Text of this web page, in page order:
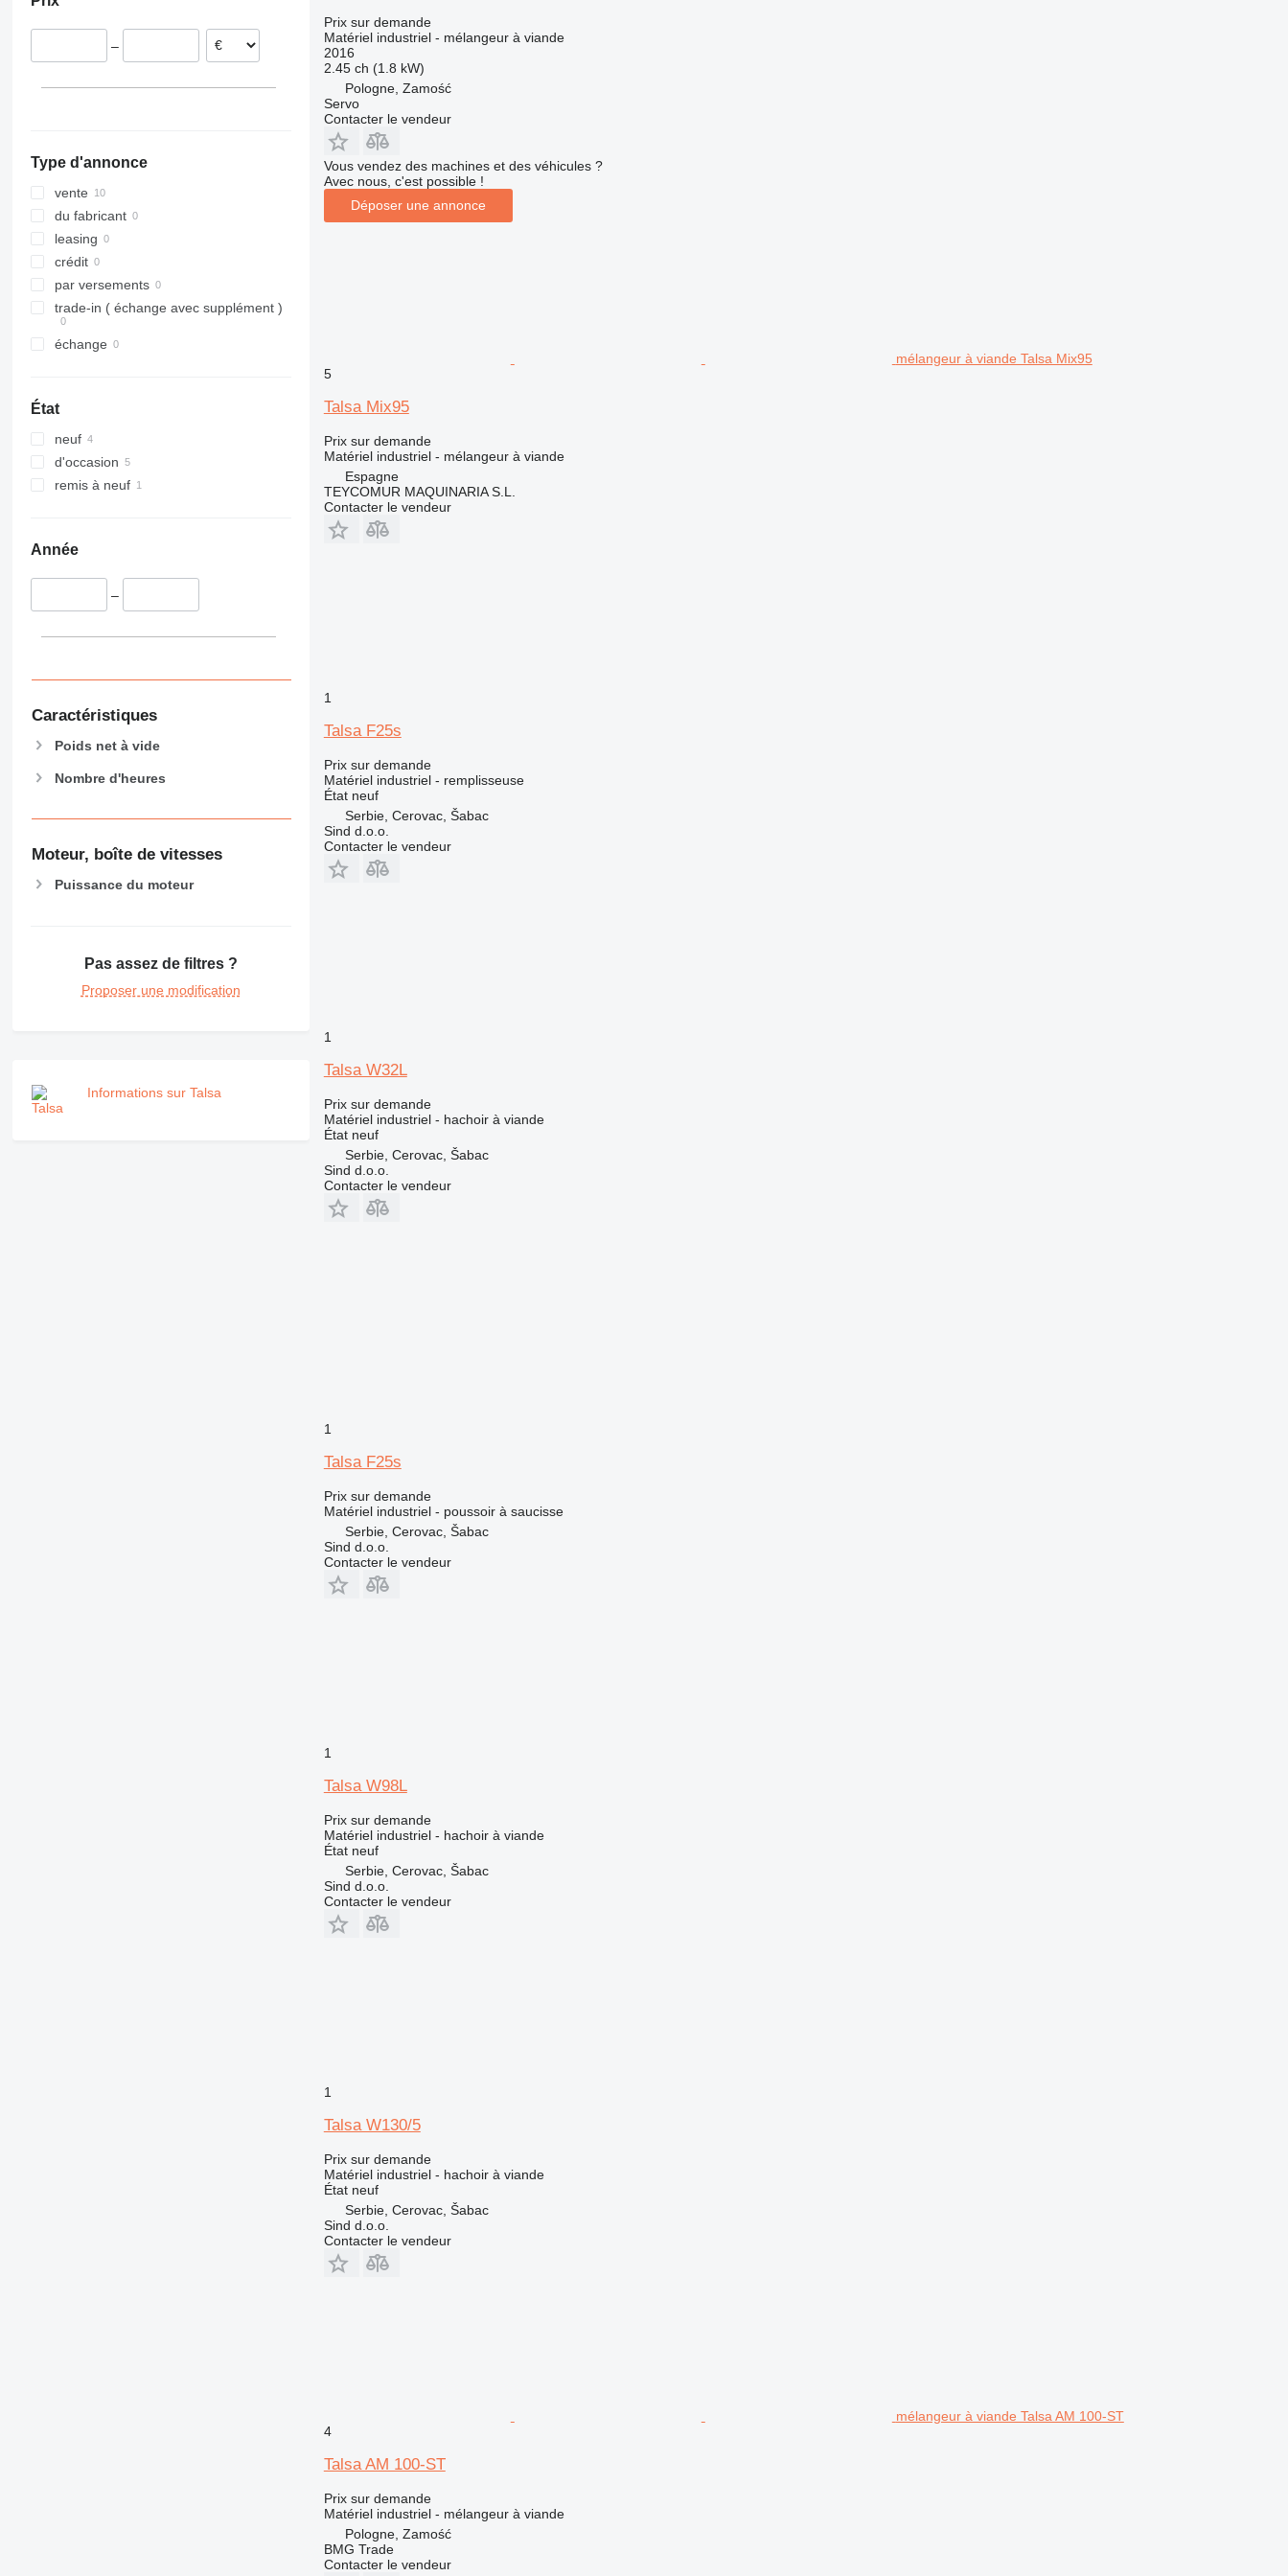
Espagne
–
Type d'annonce
vente
du fabricant
leasing
crédit
par versements
trade-in ( échange avec supplément )
échange
État
neuf
d'occasion
remis à neuf
Année
–
Caractéristiques
Poids net à vide
Nombre d'heures
Moteur, boîte de vitesses
Puissance du moteur
Pas assez de filtres ?
Proposer une modification
Informations sur Talsa
Prix sur demande
Matériel industriel - mélangeur à viande
2016
2.45 ch (1.8 kW)
Pologne, Zamość
Servo
Contacter le vendeur
Vous vendez des machines et des véhicules ?
Avec nous, c'est possible !
Déposer une annonce
mélangeur à viande Talsa Mix95
5
Talsa Mix95
Prix sur demande
Matériel industriel - mélangeur à viande
Espagne
TEYCOMUR MAQUINARIA S.L.
Contacter le vendeur
1
Talsa F25s
Prix sur demande
Matériel industriel - remplisseuse
Étatneuf
Serbie, Cerovac, Šabac
Sind d.o.o.
Contacter le vendeur
1
Talsa W32L
Prix sur demande
Matériel industriel - hachoir à viande
Étatneuf
Serbie, Cerovac, Šabac
Sind d.o.o.
Contacter le vendeur
1
Talsa F25s
Prix sur demande
Matériel industriel - poussoir à saucisse
Serbie, Cerovac, Šabac
Sind d.o.o.
Contacter le vendeur
1
Talsa W98L
Prix sur demande
Matériel industriel - hachoir à viande
Étatneuf
Serbie, Cerovac, Šabac
Sind d.o.o.
Contacter le vendeur
1
Talsa W130/5
Prix sur demande
Matériel industriel - hachoir à viande
Étatneuf
Serbie, Cerovac, Šabac
Sind d.o.o.
Contacter le vendeur
mélangeur à viande Talsa AM 100-ST
4
Talsa AM 100-ST
Prix sur demande
Matériel industriel - mélangeur à viande
Pologne, Zamość
BMG Trade
Contacter le vendeur